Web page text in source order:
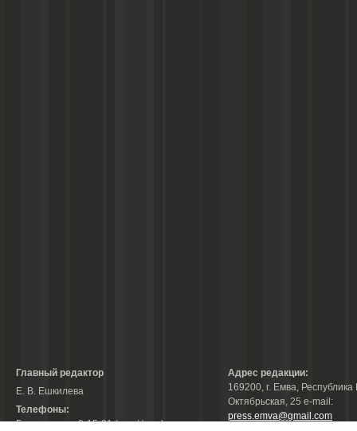
Главный редактор
Е. В. Ешкилева
Телефоны:
Гл. редактор: 2-15-31 (тел./факс);
Адрес редакции:
169200, г. Емва, Республика
Октябрьская, 25 е-mail:
press.emva@gmail.com